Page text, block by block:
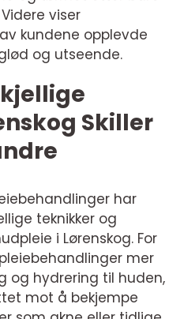
viser
kundene opplevde
og utseende.
Skiller
har
teknikker og
i Lørenskog. For
mer
og hydrering til huden,
mot å bekjempe